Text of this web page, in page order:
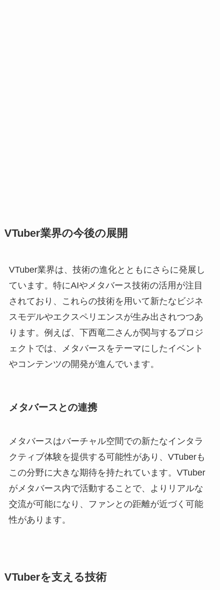
VTuber業界の今後の展開
VTuber業界は、技術の進化とともにさらに発展し
ています。特にAIやメタバース技術の活用が注目
されており、これらの技術を用いて新たなビジネ
スモデルやエクスペリエンスが生み出されつつあ
ります。例えば、下西竜二さんが関与するプロジ
ェクトでは、メタバースをテーマにしたイベント
やコンテンツの開発が進んでいます。
メタバースとの連携
メタバースはバーチャル空間での新たなインタラ
クティブ体験を提供する可能性があり、VTuberも
この分野に大きな期待を持たれています。VTuber
がメタバース内で活動することで、よりリアルな
交流が可能になり、ファンとの距離が近づく可能
性があります。
VTuberを支える技術